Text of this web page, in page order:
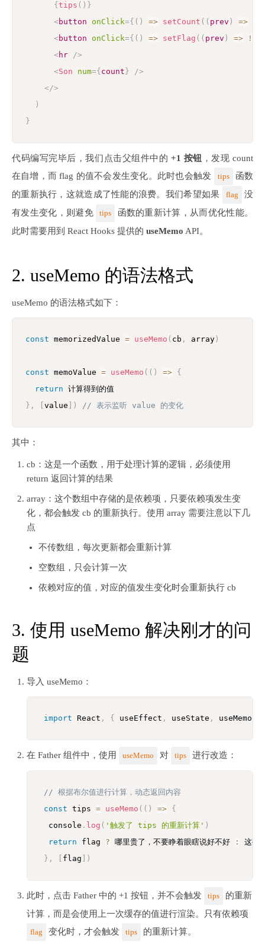
{ tips ( ) }
<button onClick={ ( ) => setCount ( ( prev ) =>
<button onClick={ ( ) => setFlag ( ( prev ) => !
<hr
/>
<Son num={ count }
/>
</>
)
}
代码编写完毕后，我们点击父组件中的+1 按钮 ，发现 count
在自增，而 flag 的值不会发生变化。此时也会触发
tips
函数
的重新执行，这就造成了性能的浪费。我们希望如果
flag
没
有发生变化，则避免
tips
函数的重新计算，从而优化性能。
此时需要用到 React Hooks 提供的 useMemo API。
2. useMemo 的语法格式
useMemo 的语法格式如下：
const memorizedValue = useMemo ( cb , array )
const memoValue = useMemo ( ( ) => {
return
} , value ) // 表示监听 value 的变化
其中：
cb：这是一个函数，用于处理计算的逻辑，必须使用
return 返回计算的结果
array：这个数组中存储的是依赖项，只要依赖项发生变
化，都会触发 cb 的重新执行。使用 array 需要注意以下几
点
不传数组，每次更新都会重新计算
空数组，只会计算一次
依赖对应的值，对应的值发生变化时会重新执行 cb
3. 使用 useMemo 解决刚才的问
题
导入 useMemo：
import React , { useEffect , useState , useMemo
在 Father 组件中，使用 useMemo 对 tips 进行改造：
// 根据布尔值进行计算，动态返回内容
const tips = useMemo ( ( ) => {
console . log ( '触发了 tips 的重新计算' )
return flag ? 哪里贵了，不要睁着眼瞎说好不好
:
} , flag )
此时，点击 Father 中的 +1 按钮，并不会触发 tips
的重新
计算，而是会使用上一次缓存的值进行渲染。只有依赖项
flag 变化时，才会触发 tips 的重新计算。